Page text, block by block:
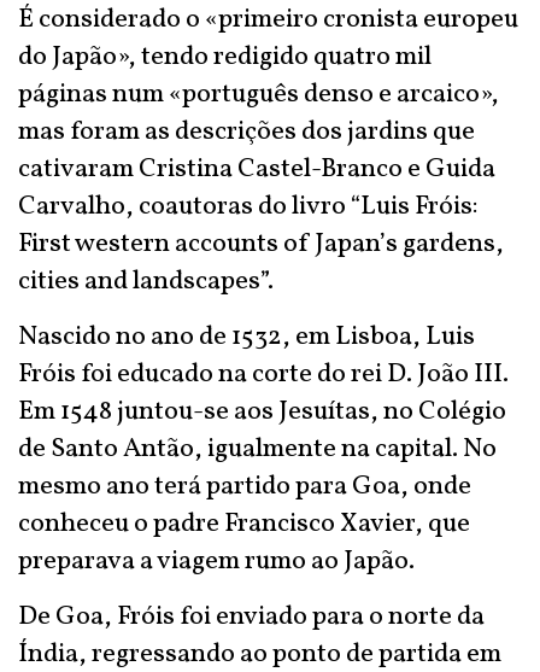
É considerado o «primeiro cronista europeu
do Japão», tendo redigido quatro mil
páginas num «português denso e arcaico»,
mas foram as descrições dos jardins que
cativaram Cristina Castel-Branco e Guida
Carvalho, coautoras do livro “Luis Fróis:
First western accounts of Japan’s gardens,
cities and landscapes”.
Nascido no ano de 1532, em Lisboa, Luis
Fróis foi educado na corte do rei D. João III.
Em 1548 juntou-se aos Jesuítas, no Colégio
de Santo Antão, igualmente na capital. No
mesmo ano terá partido para Goa, onde
conheceu o padre Francisco Xavier, que
preparava a viagem rumo ao Japão.
De Goa, Fróis foi enviado para o norte da
Índia, regressando ao ponto de partida em